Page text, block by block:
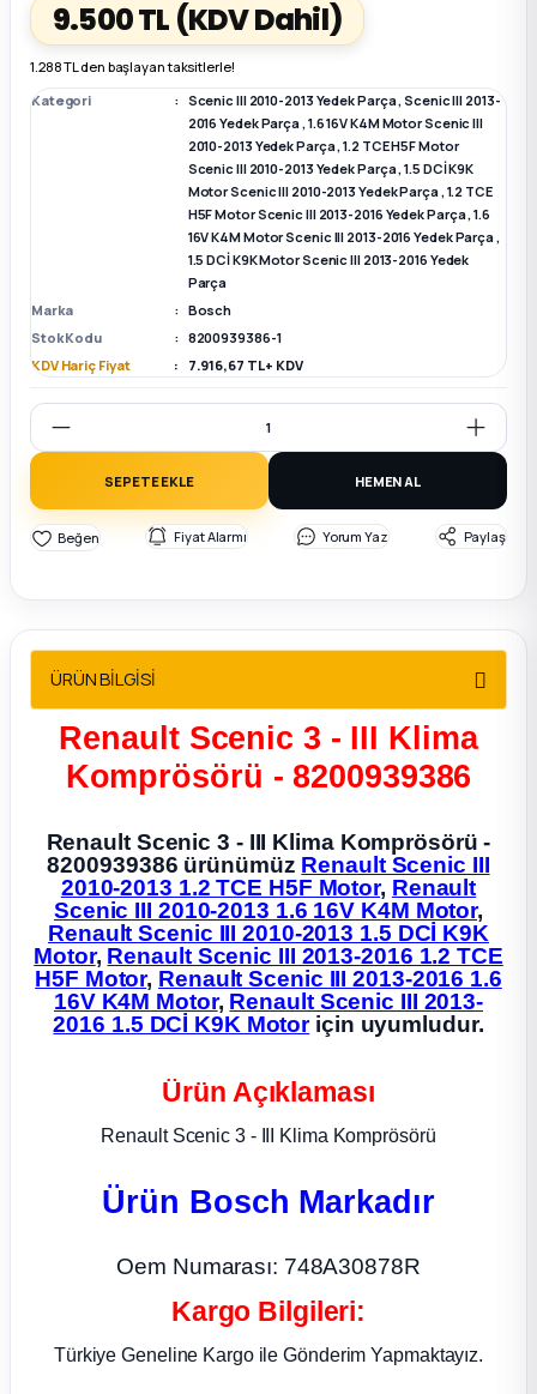
Parça
Parça
Parça
Sedan
Parça
Parça
9.500 TL (KDV Dahil)
1.288 TL den başlayan taksitlerle!
Kategori
Scenic III 2010-2013 Yedek Parça,Scenic III 2013-
2016 Yedek Parça,1.6 16V K4M Motor Scenic III
2010-2013 Yedek Parça,1.2 TCE H5F Motor
Scenic III 2010-2013 Yedek Parça,1.5 DCİ K9K
Motor Scenic III 2010-2013 Yedek Parça,1.2 TCE
H5F Motor Scenic III 2013-2016 Yedek Parça,1.6
16V K4M Motor Scenic III 2013-2016 Yedek Parça,
1.5 DCİ K9K Motor Scenic III 2013-2016 Yedek
Parça
Marka
Bosch
Stok Kodu
8200939386-1
KDV Hariç Fiyat
7.916,67 TL + KDV
SEPETE EKLE HEMEN AL
Fiyat Alarmı Yorum Yaz Paylaş
ÜRÜN BİLGİSİ
Renault Scenic 3 - III Klima
Komprösörü - 8200939386
Renault Scenic 3 - III Klima Komprösörü -
8200939386 ürünümüz Renault Scenic III
2010-2013 1.2 TCE H5F Motor, Renault
Scenic III 2010-2013 1.6 16V K4M Motor,
Renault Scenic III 2010-2013 1.5 DCİ K9K
Motor, Renault Scenic III 2013-2016 1.2 TCE
H5F Motor, Renault Scenic III 2013-2016 1.6
16V K4M Motor, Renault Scenic III 2013-
2016 1.5 DCİ K9K Motoriçin uyumludur.
Ürün Açıklaması
Renault Scenic 3 - III Klima Komprösörü
Ürün Bosch Markadır
Oem Numarası: 748A30878R
Kargo Bilgileri:
Türkiye Geneline Kargo ile Gönderim Yapmaktayız.